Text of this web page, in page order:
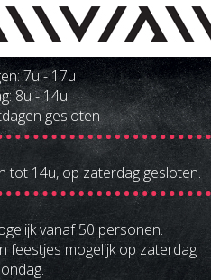
7u - 17u
8u - 14u
gesloten
tot 14u, op zaterdag gesloten.
vanaf 50 personen.
feestjes mogelijk op zaterdag